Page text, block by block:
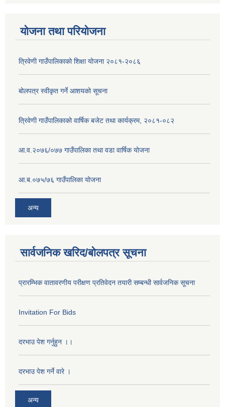
योजना तथा परियोजना
त्रिवेणी गाउँपालिकाको शिक्षा योजना २०८१-२०८६
बोलपत्र स्वीकृत गर्ने आशयको सूचना
त्रिवेणी गाउँपालिकाको वार्षिक बजेट तथा कार्यक्रम, २०८१-०८२
आ.व.२०७६/०७७ गाउँपालिका तथा वडा वार्षिक योजना
आ.ब.०७५/७६ गाउँपालिका योजना
अन्य
सार्वजनिक खरिद/बोलपत्र सूचना
प्रारम्भिक वातावरणीय परीक्षण प्रतिवेदन तयारी सम्बन्धी सार्वजनिक सूचना
Invitation For Bids
दरभाउ पेश गर्नुहुन ।।
दरभाउ पेश गर्ने वारे ।
अन्य